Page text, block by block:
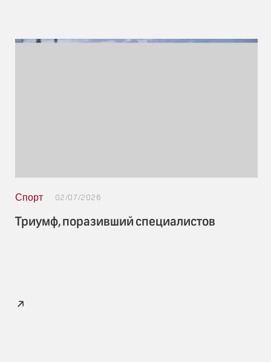
Спорт 02/07/2026
Триумф, поразивший специалистов